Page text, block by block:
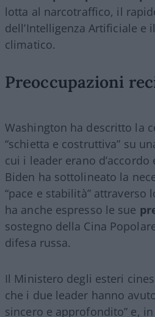
lotta al narcotraffico, il
dell’Intelligenza Artificiale e
climatico.
Preoccupazioni
Washington ha descritto la
“schietta e costruttiva” su
cui i leader erano d’accordo
Biden ha sottolineato la
“pace e stabilità” attraverso
ha anche espresso le sue
sostegno della Cina
difesa russa.
Il Ministero degli esteri
che i due leader hanno
sincero e approfondito” e,